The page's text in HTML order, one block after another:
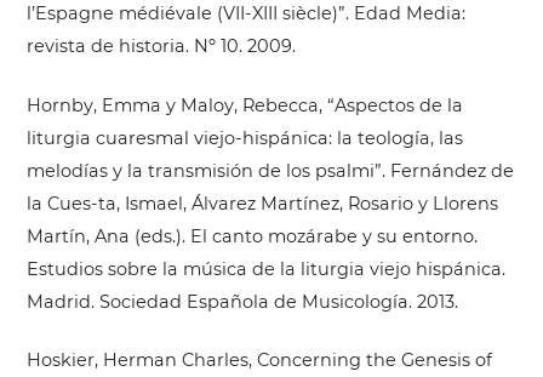
l’Espagne médiévale (VII-XIII siècle)”. Edad Media:
revista de historia. Nº 10. 2009.
Hornby, Emma y Maloy, Rebecca, “Aspectos de la
liturgia cuaresmal viejo-hispánica: la teología, las
melodías y la transmisión de los psalmi”. Fernández de
la Cues-ta, Ismael, Álvarez Martínez, Rosario y Llorens
Martín, Ana (eds.). El canto mozárabe y su entorno.
Estudios sobre la música de la liturgia viejo hispánica.
Madrid. Sociedad Española de Musicología. 2013.
Hoskier, Herman Charles, Concerning the Genesis of